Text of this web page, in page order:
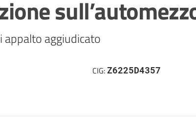
aggiudicato
CIG:Z6225D4357